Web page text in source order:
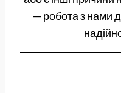
— робота з нами